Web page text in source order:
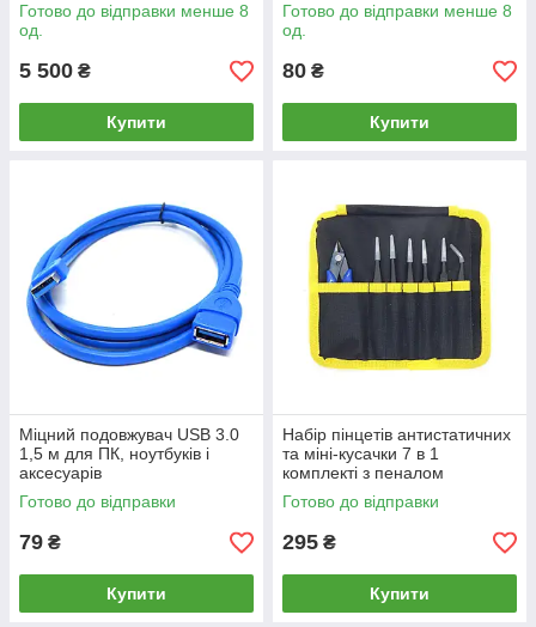
Готово до відправки менше 8
од.
5 500 ₴
Купити
Готово до відправки менше 8
од.
80 ₴
Купити
Міцний подовжувач USB 3.0
1,5 м для ПК, ноутбуків і
аксесуарів
Готово до відправки
79 ₴
Купити
Набір пінцетів антистатичних
та міні-кусачки 7 в 1
комплекті з пеналом
Готово до відправки
295 ₴
Купити